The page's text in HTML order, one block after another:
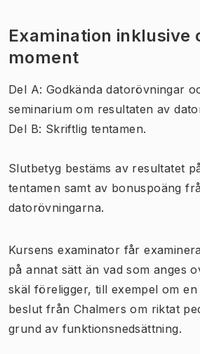
Examination inklusive
moment
Del A: Godkända datorövningar
seminarium om resultaten av
Del B: Skriftlig tentamen.
Slutbetyg bestäms av resultatet
tentamen samt av bonuspoäng
datorövningarna.
Kursens examinator får
på annat sätt än vad som anges
skäl föreligger, till exempel om
beslut från Chalmers om riktat
grund av funktionsnedsättning.